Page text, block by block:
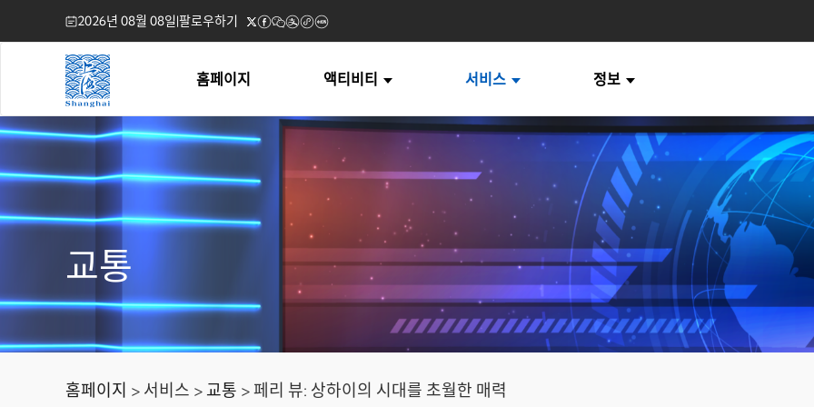
2026년 08월 08일|팔로우하기
홈페이지 액티비티 서비스 정보
교통
홈페이지 > 서비스 >교통 > 페리 뷰: 상하이의 시대를 초월한 매력